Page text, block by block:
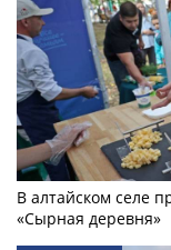
В алтайском селе
«Сырная деревня»